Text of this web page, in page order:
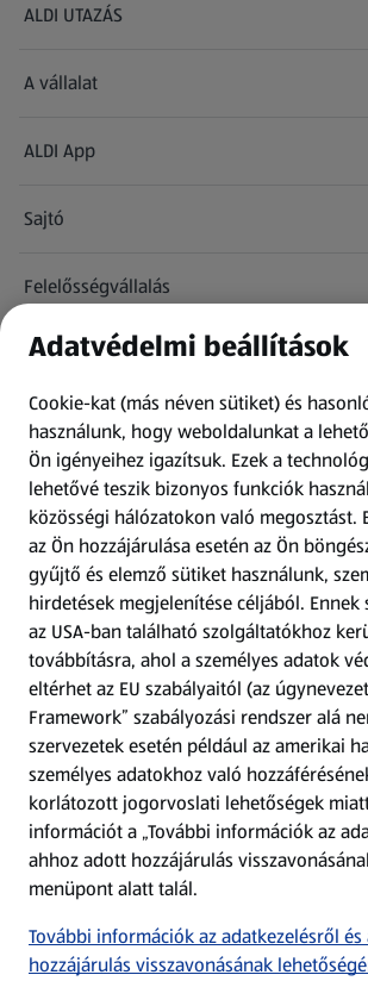
ALDI UTAZÁS
(új oldalon nyílik meg)
A vállalat
ALDI App
Sajtó
Felelősségvállalás
Információk
Kérdőív
Fizetési lehetőségek
ALDI utalványok
Árcsökkentés
Adattörlő alkalmazás
Szervizpont
(új oldalon nyílik meg)
Fedezz fel minket az interneten!
Töltsd le az ALDI Magyarország
Adatvédelmi beállítások
Cookie-kat (más néven sütiket) és
használunk, hogy weboldalunkat a
Ön igényeihez igazítsuk. Ezek a
lehetővé teszik bizonyos funkciók
közösségi hálózatokon való megosztást.
az Ön hozzájárulása esetén az Ön
gyűjtő és elemző sütiket használunk,
hirdetések megjelenítése céljából. Ennek
az USA-ban található szolgáltatókhoz
továbbításra, ahol a személyes adatok
eltérhet az EU szabályaitól (az
Framework” szabályozási rendszer alá
szervezetek esetén például az amerikai
személyes adatokhoz való
korlátozott jogorvoslati lehetőségek
információt a „További információk az
ahhoz adott hozzájárulás
menüpont alatt talál.
További információk az adatkezelésről
hozzájárulás visszavonásának